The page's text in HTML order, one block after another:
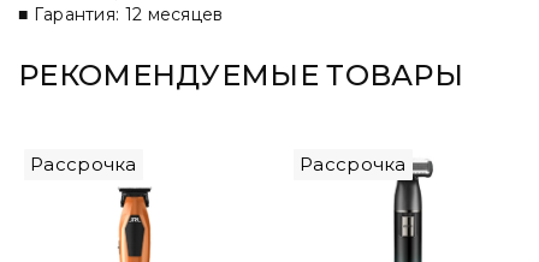
■ Гарантия: 12 месяцев
РЕКОМЕНДУЕМЫЕ ТОВАРЫ
Рассрочка Рассрочка